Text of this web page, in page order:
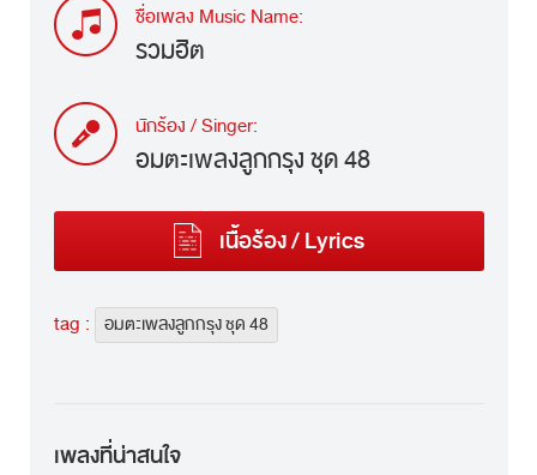
ชื่อเพลง Music Name:
รวมฮิต
นักร้อง / Singer:
อมตะเพลงลูกกรุง ชุด 48
เนื้อร้อง / Lyrics
tag : อมตะเพลงลูกกรุง ชุด 48
เพลงที่น่าสนใจ